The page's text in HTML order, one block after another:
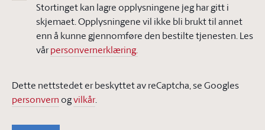
Stortinget kan lagre opplysningene jeg har gitt i
skjemaet. Opplysningene vil ikke bli brukt til annet
enn å kunne gjennomføre den bestilte tjenesten. Les
vårpersonvernerklæring.
Dette nettstedet er beskyttet av reCaptcha, se Googles
personvern ogvilkår.